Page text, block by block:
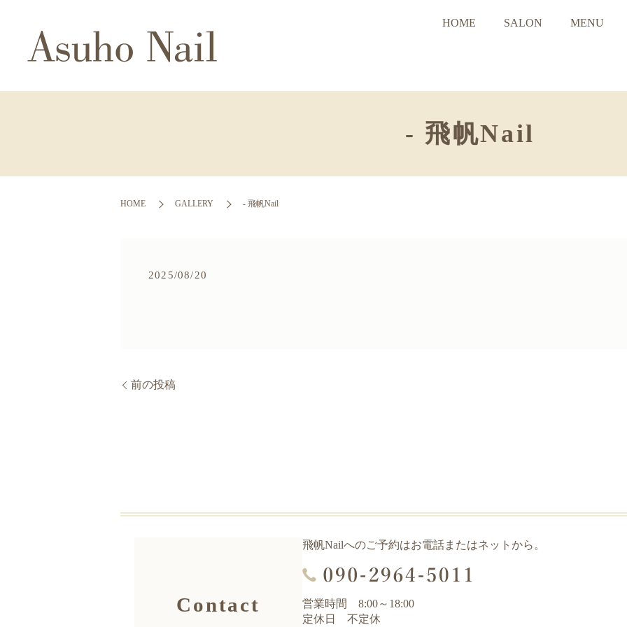
HOME SALON MENU
- 飛帆Nail
HOME GALLERY - 飛帆Nail
2025/08/20
前の投稿
Contact
飛帆Nailへのご予約はお電話またはネットから。
営業時間 8:00～18:00
定休日 不定休